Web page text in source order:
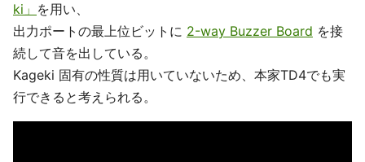
ki」 を用い、
出力ポートの最上位ビットに 2-way Buzzer Board を接
続して音を出している。
Kageki 固有の性質は用いていないため、本家TD4でも実
行できると考えられる。